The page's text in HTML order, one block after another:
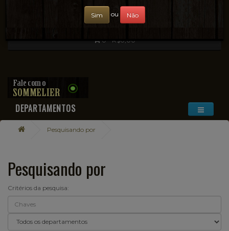
0 - R$0,00
DEPARTAMENTOS
Pesquisando por
Pesquisando por
Critérios da pesquisa:
Sim ou Não